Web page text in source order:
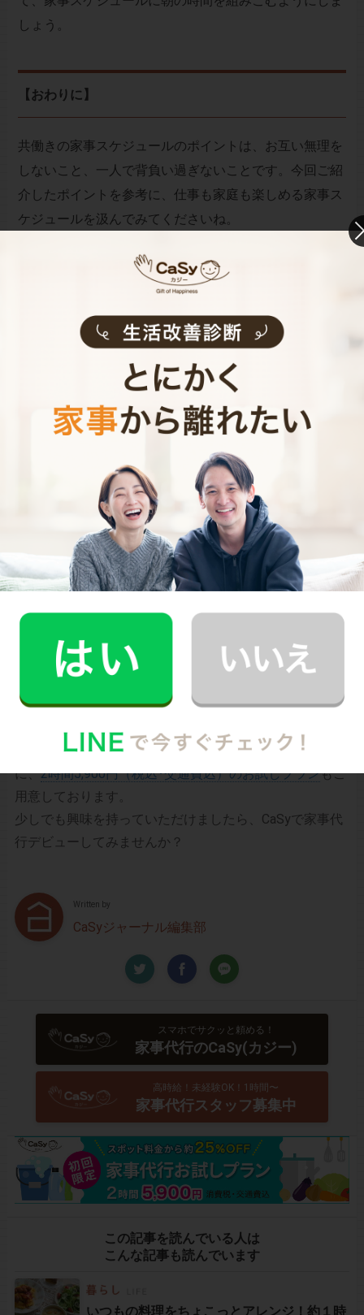
しょう。
【おわりに】
共働きの家事スケジュールのポイントは、お互い無理を
しないこと、一人で背負い過ぎないことです。今回ご紹
介したポイントを参考に、仕事も家庭も楽しめる家事ス
ケジュールを汲んでみてくださいね。
お財布と心が笑顔になるクラウド家事代行
CaSyは、1時間2,790円(税込)からお使いいただけるカン
タン･便利･あんしんなお掃除代行･お料理代行サービスで
す。
シンプルでお財布に優しい料金体系
スマホだけで24時間365日依頼可能
（電話･事前訪問なし）
スタッフ･お客様双方への本人確認で安全
万が一の物損も損害保険があるから安心
初めての家事代行でどうお願いすればいいのか分からな
い…、どんなスタッフが来るのか不安…といった方のため
に、2時間5,900円（税込･交通費込）のお試しプランもご
用意しております。
少しでも興味を持っていただけましたら、CaSyで家事代
行デビューしてみませんか？
Written by
CaSyジャーナル編集部
スマホでサクッと頼める！
家事代行のCaSy(カジー)
高時給！未経験OK！1時間〜
家事代行スタッフ募集中
この記事を読んでいる人は
こんな記事も読んでいます
いつもの料理をちょこっとアレンジ！約１時